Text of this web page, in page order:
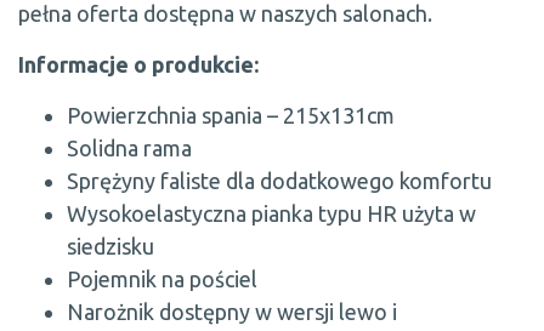
pełna oferta dostępna w naszych salonach.
Informacje o produkcie:
Powierzchnia spania – 215x131cm
Solidna rama
Sprężyny faliste dla dodatkowego komfortu
Wysokoelastyczna pianka typu HR użyta w
siedzisku
Pojemnik na pościel
Narożnik dostępny w wersji lewo i